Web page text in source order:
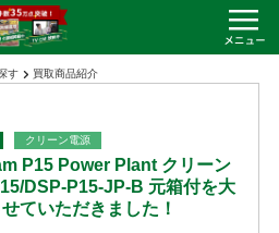
す 買取商品紹介
クリーン電源
P15 Power Plant クリーン
DSP-P15-JP-B 元箱付を大
ていただきました！